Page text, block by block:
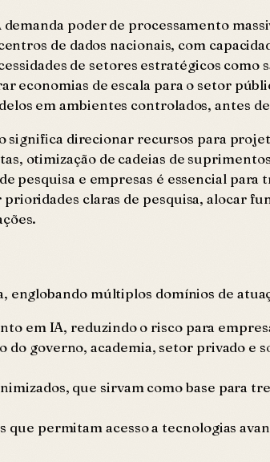
poder de processamento
de dados nacionais, com
de setores estratégicos como
economias de escala para o setor
em ambientes controlados, antes
significa direcionar recursos para
otimização de cadeias de
pesquisa e empresas é essencial
claras de pesquisa, alocar
englobando múltiplos domínios de
em IA, reduzindo o risco para
do governo, academia, setor privado e
que sirvam como base para
permitam acesso a tecnologias